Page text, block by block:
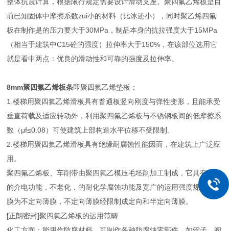
前已知固体中摩擦系数zui小的材料（比冰还小），同时聚乙烯四氟
板在制作是的压力要大于30MPa，制品本身的抗拉强度大于15MPa
（相当于建筑中C15砼的强度）拉伸率大于150%，在该部位选用它
就是看中两点：优良的滑动性和可靠的强度及拉伸率。
8mm聚四氟乙烯板条即聚四氟乙烯垫板；
1.楼梯用聚四氟乙烯滑板具有普通板竖向刚度与弹性变形，且能承受
垂直荷载及适应转动外，利用聚四氟乙烯板与不锈钢板间的低摩擦系
数（μf≤0.08）可使建筑上部构造水平位移不受限制.
2.楼梯用聚四氟乙烯滑板具有绝缘耐腐蚀性能因而，在建筑上广泛应
用。
聚四氟乙烯板、车削带由聚四氟乙模压毛坯削加工制成，它具有优异
的介电功能，不老化，的耐化学腐蚀功能及宽广的运用强度规模。薄
膜为不定向薄膜，不定向薄膜经限制成定向和半定向薄膜。
[正朗密封]聚四氟乙烯板的运用范畴